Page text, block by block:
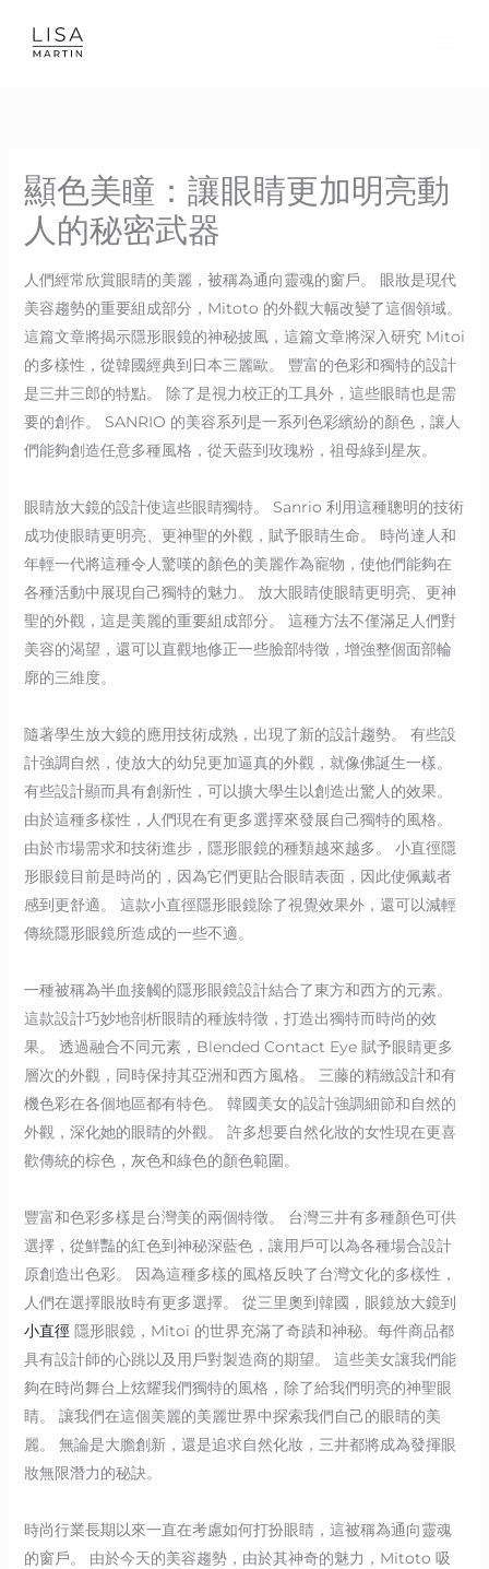
顯色美瞳：讓眼睛更加明亮動
人的秘密武器
人們經常欣賞眼睛的美麗，被稱為通向靈魂的窗戶。 眼妝是現代
美容趨勢的重要組成部分，Mitoto 的外觀大幅改變了這個領域。
這篇文章將揭示隱形眼鏡的神秘披風，這篇文章將深入研究 Mitoi
的多樣性，從韓國經典到日本三麗歐。 豐富的色彩和獨特的設計
是三井三郎的特點。 除了是視力校正的工具外，這些眼睛也是需
要的創作。 SANRIO 的美容系列是一系列色彩繽紛的顏色，讓人
們能夠創造任意多種風格，從天藍到玫瑰粉，祖母綠到星灰。
眼睛放大鏡的設計使這些眼睛獨特。 Sanrio 利用這種聰明的技術
成功使眼睛更明亮、更神聖的外觀，賦予眼睛生命。 時尚達人和
年輕一代將這種令人驚嘆的顏色的美麗作為寵物，使他們能夠在
各種活動中展現自己獨特的魅力。 放大眼睛使眼睛更明亮、更神
聖的外觀，這是美麗的重要組成部分。 這種方法不僅滿足人們對
美容的渴望，還可以直觀地修正一些臉部特徵，增強整個面部輪
廓的三維度。
隨著學生放大鏡的應用技術成熟，出現了新的設計趨勢。 有些設
計強調自然，使放大的幼兒更加逼真的外觀，就像佛誕生一樣。
有些設計顯而具有創新性，可以擴大學生以創造出驚人的效果。
由於這種多樣性，人們現在有更多選擇來發展自己獨特的風格。
由於市場需求和技術進步，隱形眼鏡的種類越來越多。 小直徑隱
形眼鏡目前是時尚的，因為它們更貼合眼睛表面，因此使佩戴者
感到更舒適。 這款小直徑隱形眼鏡除了視覺效果外，還可以減輕
傳統隱形眼鏡所造成的一些不適。
一種被稱為半血接觸的隱形眼鏡設計結合了東方和西方的元素。
這款設計巧妙地剖析眼睛的種族特徵，打造出獨特而時尚的效
果。 透過融合不同元素，Blended Contact Eye 賦予眼睛更多
層次的外觀，同時保持其亞洲和西方風格。 三藤的精緻設計和有
機色彩在各個地區都有特色。 韓國美女的設計強調細節和自然的
外觀，深化她的眼睛的外觀。 許多想要自然化妝的女性現在更喜
歡傳統的棕色，灰色和綠色的顏色範圍。
豐富和色彩多樣是台灣美的兩個特徵。 台灣三井有多種顏色可供
選擇，從鮮豔的紅色到神秘深藍色，讓用戶可以為各種場合設計
原創造出色彩。 因為這種多樣的風格反映了台灣文化的多樣性，
人們在選擇眼妝時有更多選擇。 從三里奧到韓國，眼鏡放大鏡到
小直徑 隱形眼鏡，Mitoi 的世界充滿了奇蹟和神秘。每件商品都
具有設計師的心跳以及用戶對製造商的期望。 這些美女讓我們能
夠在時尚舞台上炫耀我們獨特的風格，除了給我們明亮的神聖眼
睛。 讓我們在這個美麗的美麗世界中探索我們自己的眼睛的美
麗。 無論是大膽創新，還是追求自然化妝，三井都將成為發揮眼
妝無限潛力的秘訣。
時尚行業長期以來一直在考慮如何打扮眼睛，這被稱為通向靈魂
的窗戶。 由於今天的美容趨勢，由於其神奇的魅力，Mitoto 吸